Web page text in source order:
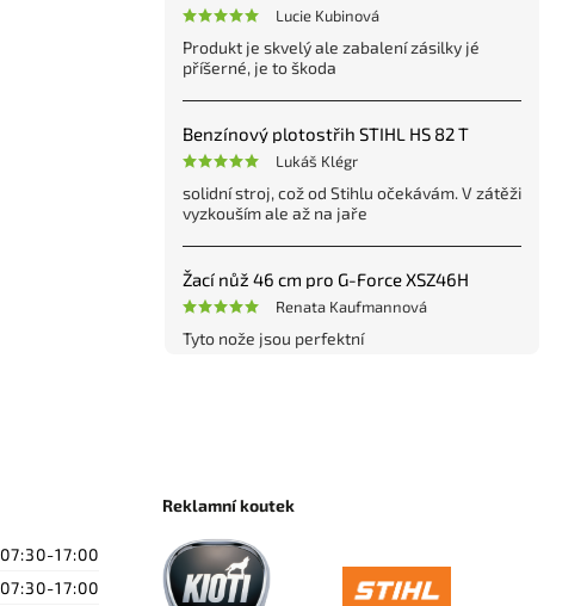
Lucie Kubinová
Produkt je skvelý ale zabalení zásilky jé
příšerné, je to škoda
Benzínový plotostřih STIHL HS 82 T
Lukáš Klégr
solidní stroj, což od Stihlu očekávám. V zátěži
vyzkouším ale až na jaře
Žací nůž 46 cm pro G-Force XSZ46H
Renata Kaufmannová
Tyto nože jsou perfektní
07:30-17:00
07:30-17:00
Reklamní koutek